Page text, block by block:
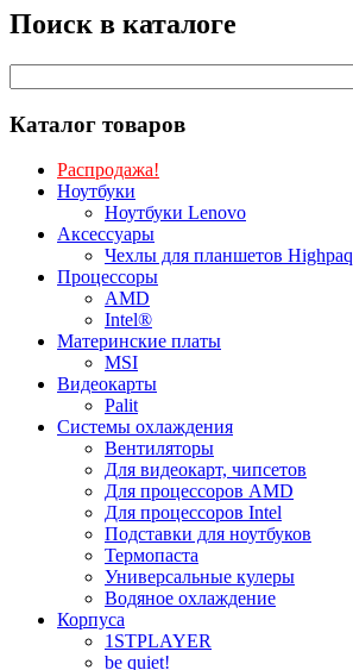
Поиск в каталоге
Каталог товаров
Распродажа!
Ноутбуки
Ноутбуки Lenovo
Аксессуары
Чехлы для планшетов Highpaq
Процессоры
AMD
Intel®
Материнские платы
MSI
Видеокарты
Palit
Системы охлаждения
Вентиляторы
Для видеокарт, чипсетов
Для процессоров AMD
Для процессоров Intel
Подставки для ноутбуков
Термопаста
Универсальные кулеры
Водяное охлаждение
Корпуса
1STPLAYER
be quiet!